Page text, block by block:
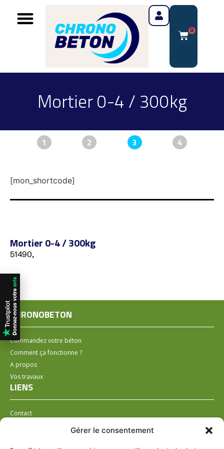
Gérer le consentement
0
Mortier 0-4 / 300kg
1 2 3 4
[mon_shortcode]
Mortier 0-4 / 300kg
51490,
CHRONOBETON
Commandez votre béton
Comment ça fonctionne ?
A propos
Vos travaux
LIENS
Contact